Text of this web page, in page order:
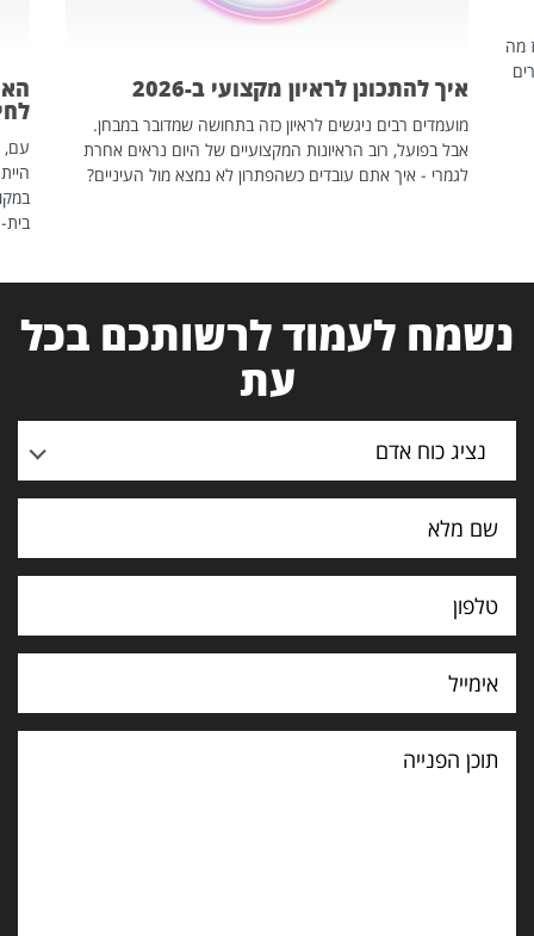
מה
איך להתכונן לראיון מקצועי ב-2026
מועמדים רבים ניגשים לראיון כזה בתחושה שמדובר במבחן.
אבל בפועל, רוב הראיונות המקצועיים של היום נראים אחרת
לגמרי - איך אתם עובדים כשהפתרון לא נמצא מול העיניים?
עם,
נשמח לעמוד לרשותכם בכל
עת
נציג כוח אדם
תוכן
הפנייה